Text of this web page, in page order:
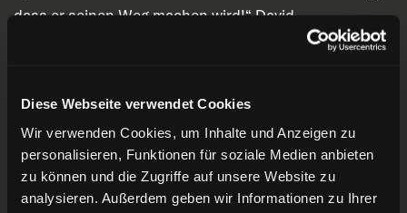
Diese Webseite verwendet Cookies
Wir verwenden Cookies, um Inhalte und Anzeigen zu
personalisieren, Funktionen für soziale Medien anbieten
zu können und die Zugriffe auf unsere Website zu
analysieren. Außerdem geben wir Informationen zu Ihrer
dass er seinen Weg machen wird!“David
Lewandowski: „Ich bin glücklich und stolz, bei der DEG
Natürlich wird die PENNY DEL eine große Umstellung
zurechtzufinden!“.
David Lewandowski wurde am 20. Februar 2007 in